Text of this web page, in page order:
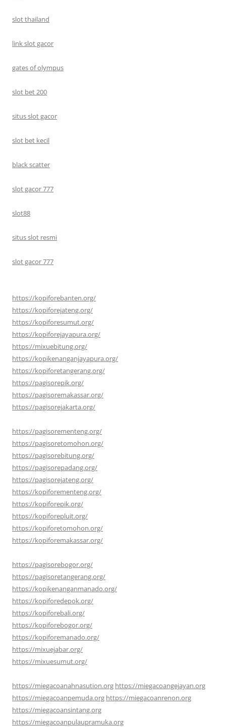
slot thailand
link slot gacor
gates of olympus
slot bet 200
situs slot gacor
slot bet kecil
black scatter
slot gacor 777
slot88
situs slot resmi
slot gacor 777
https://kopiforebanten.org/
https://kopiforejateng.org/
https://kopiforesumut.org/
https://kopiforejayapura.org/
https://mixuebitung.org/
https://kopikenanganjayapura.org/
https://kopiforetangerang.org/
https://pagisorepik.org/
https://pagisoremakassar.org/
https://pagisorejakarta.org/
https://pagisorementeng.org/
https://pagisoretomohon.org/
https://pagisorebitung.org/
https://pagisorepadang.org/
https://pagisorejateng.org/
https://kopiforementeng.org/
https://kopiforepik.org/
https://kopiforepluit.org/
https://kopiforetomohon.org/
https://kopiforemakassar.org/
https://pagisorebogor.org/
https://pagisoretangerang.org/
https://kopikenanganmanado.org/
https://kopiforedepok.org/
https://kopiforebali.org/
https://kopiforebogor.org/
https://kopiforemanado.org/
https://mixuejabar.org/
https://mixuesumut.org/
https://miegacoanahnasution.org https://miegacoangejayan.org
https://miegacoanpemuda.org https://miegacoanrenon.org
https://miegacoansintang.org
https://miegacoanpulaupramuka.org